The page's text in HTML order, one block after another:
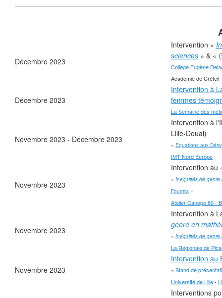
❄
Décembre 2023
Intervention «
sciences » & «
Collège Eugène
Académie de Créteil
Décembre 2023
Intervention à
femmes
La Semaine des
Novembre 2023 - Décembre 2023
Intervention à
Lille-Douai)
« Equations aux
IMT Nord Europe
Novembre 2023
Intervention au
« Inégalités de genre
Fourmis »
Atelier Canope 60 -
Novembre 2023
Intervention à
genre en
« Inégalités de genre
La Régionale de
Novembre 2023
Intervention au
« Stand de
Université de Lille-
Interventions